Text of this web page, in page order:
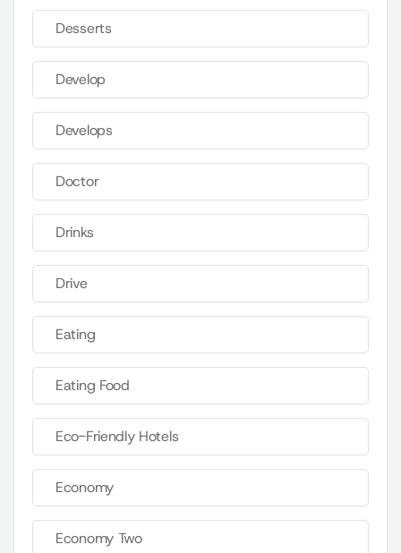
Desserts
Develop
Develops
Doctor
Drinks
Drive
Eating
Eating Food
Eco-Friendly Hotels
Economy
Economy Two